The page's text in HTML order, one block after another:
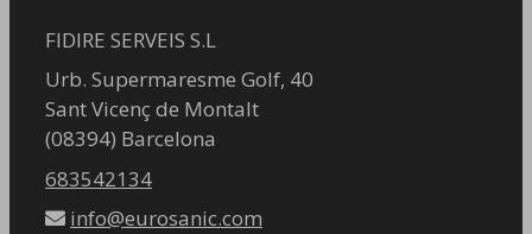
FIDIRE SERVEIS S.L
Urb. Supermaresme Golf, 40
Sant Vicenç de Montalt
(08394) Barcelona
683542134
info@eurosanic.com